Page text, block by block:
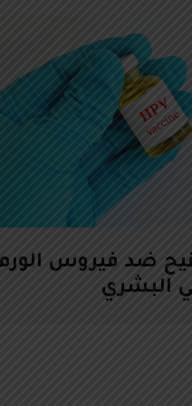
ضد فيروس
البشري